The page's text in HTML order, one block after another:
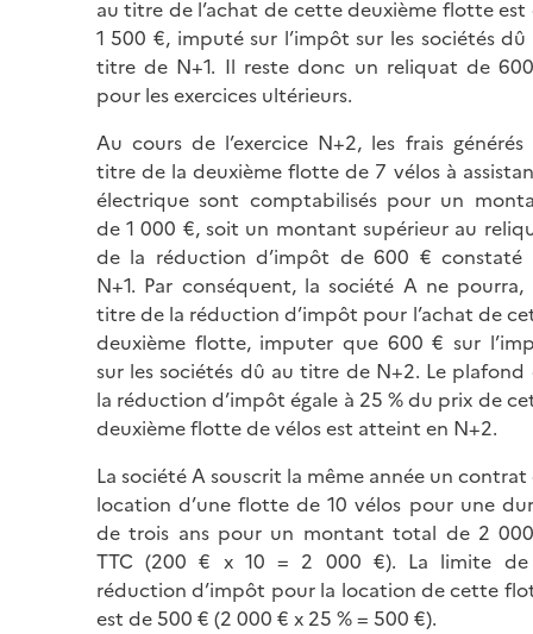
au titre de l’achat de cette deuxième flotte est
1 500 €, imputé sur l’impôt sur les sociétés dû
titre de N+1. Il reste donc un reliquat de
pour les exercices ultérieurs.
Au cours de l’exercice N+2, les frais générés
titre de la deuxième flotte de 7 vélos à
électrique sont comptabilisés pour un
de 1 000 €, soit un montant supérieur au
de la réduction d’impôt de 600 € constaté
N+1. Par conséquent, la société A ne pourra,
titre de la réduction d’impôt pour l’achat de
deuxième flotte, imputer que 600 € sur
sur les sociétés dû au titre de N+2. Le plafond
la réduction d’impôt égale à 25 % du prix de
deuxième flotte de vélos est atteint en N+2.
La société A souscrit la même année un contrat
location d’une flotte de 10 vélos pour une
de trois ans pour un montant total de 2
TTC (200 € x 10 = 2 000 €). La limite
réduction d’impôt pour la location de cette
est de 500 € (2 000 € x 25 % = 500 €).